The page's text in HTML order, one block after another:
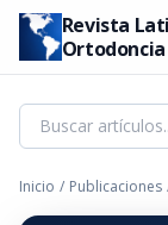
Revista
Inicio / Publicaciones